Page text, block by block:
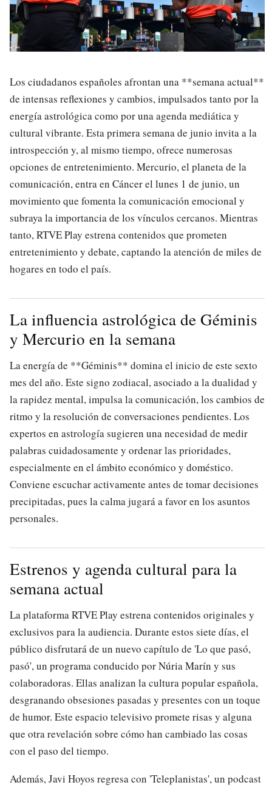
Los ciudadanos españoles afrontan una **semana actual**
de intensas reflexiones y cambios, impulsados tanto por la
energía astrológica como por una agenda mediática y
cultural vibrante. Esta primera semana de junio invita a la
introspección y, al mismo tiempo, ofrece numerosas
opciones de entretenimiento. Mercurio, el planeta de la
comunicación, entra en Cáncer el lunes 1 de junio, un
movimiento que fomenta la comunicación emocional y
subraya la importancia de los vínculos cercanos. Mientras
tanto, RTVE Play estrena contenidos que prometen
entretenimiento y debate, captando la atención de miles de
hogares en todo el país.
La influencia astrológica de Géminis
y Mercurio en la semana
La energía de **Géminis** domina el inicio de este sexto
mes del año. Este signo zodiacal, asociado a la dualidad y
la rapidez mental, impulsa la comunicación, los cambios de
ritmo y la resolución de conversaciones pendientes. Los
expertos en astrología sugieren una necesidad de medir
palabras cuidadosamente y ordenar las prioridades,
especialmente en el ámbito económico y doméstico.
Conviene escuchar activamente antes de tomar decisiones
precipitadas, pues la calma jugará a favor en los asuntos
personales.
Estrenos y agenda cultural para la
semana actual
La plataforma RTVE Play estrena contenidos originales y
exclusivos para la audiencia. Durante estos siete días, el
público disfrutará de un nuevo capítulo de 'Lo que pasó,
pasó', un programa conducido por Núria Marín y sus
colaboradoras. Ellas analizan la cultura popular española,
desgranando obsesiones pasadas y presentes con un toque
de humor. Este espacio televisivo promete risas y alguna
que otra revelación sobre cómo han cambiado las cosas
con el paso del tiempo.
Además, Javi Hoyos regresa con 'Teleplanistas', un podcast